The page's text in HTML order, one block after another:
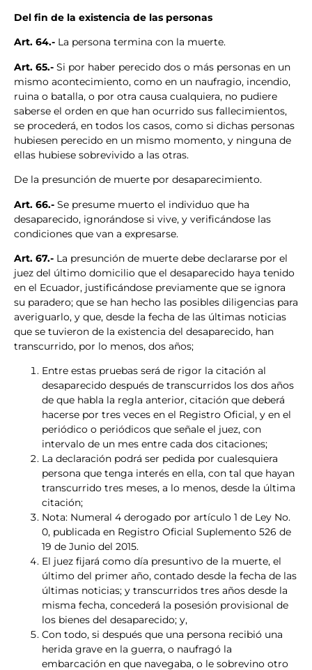
Del fin de la existencia de las personas
Art. 64.- La persona termina con la muerte.
Art. 65.- Si por haber perecido dos o más personas en un
mismo acontecimiento, como en un naufragio, incendio,
ruina o batalla, o por otra causa cualquiera, no pudiere
saberse el orden en que han ocurrido sus fallecimientos,
se procederá, en todos los casos, como si dichas personas
hubiesen perecido en un mismo momento, y ninguna de
ellas hubiese sobrevivido a las otras.
De la presunción de muerte por desaparecimiento.
Art. 66.- Se presume muerto el individuo que ha
desaparecido, ignorándose si vive, y verificándose las
condiciones que van a expresarse.
Art. 67.- La presunción de muerte debe declararse por el
juez del último domicilio que el desaparecido haya tenido
en el Ecuador, justificándose previamente que se ignora
su paradero; que se han hecho las posibles diligencias para
averiguarlo, y que, desde la fecha de las últimas noticias
que se tuvieron de la existencia del desaparecido, han
transcurrido, por lo menos, dos años;
Entre estas pruebas será de rigor la citación al
desaparecido después de transcurridos los dos años
de que habla la regla anterior, citación que deberá
hacerse por tres veces en el Registro Oficial, y en el
periódico o periódicos que señale el juez, con
intervalo de un mes entre cada dos citaciones;
La declaración podrá ser pedida por cualesquiera
persona que tenga interés en ella, con tal que hayan
transcurrido tres meses, a lo menos, desde la última
citación;
Nota: Numeral 4 derogado por artículo 1 de Ley No.
0, publicada en Registro Oficial Suplemento 526 de
19 de Junio del 2015.
El juez fijará como día presuntivo de la muerte, el
último del primer año, contado desde la fecha de las
últimas noticias; y transcurridos tres años desde la
misma fecha, concederá la posesión provisional de
los bienes del desaparecido; y,
Con todo, si después que una persona recibió una
herida grave en la guerra, o naufragó la
embarcación en que navegaba, o le sobrevino otro